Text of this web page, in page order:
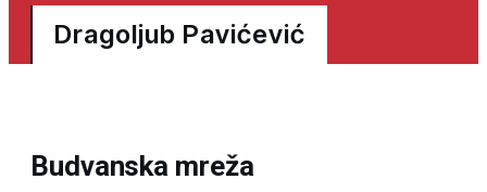
Dragoljub Pavićević
Budvanska mreža